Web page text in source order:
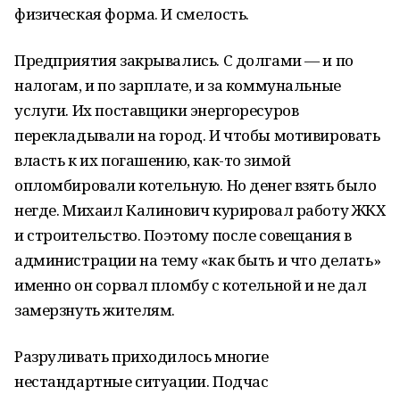
физическая форма. И смелость.
Предприятия закрывались. С долгами — и по
налогам, и по зарплате, и за коммунальные
услуги. Их поставщики энергоресуров
перекладывали на город. И чтобы мотивировать
власть к их погашению, как-то зимой
опломбировали котельную. Но денег взять было
негде. Михаил Калинович курировал работу ЖКХ
и строительство. Поэтому после совещания в
администрации на тему «как быть и что делать»
именно он сорвал пломбу с котельной и не дал
замерзнуть жителям.
Разруливать приходилось многие
нестандартные ситуации. Подчас